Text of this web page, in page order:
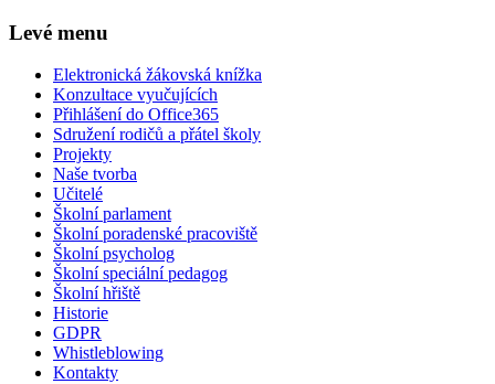
Levé menu
Elektronická žákovská knížka
Konzultace vyučujících
Přihlášení do Office365
Sdružení rodičů a přátel školy
Projekty
Naše tvorba
Učitelé
Školní parlament
Školní poradenské pracoviště
Školní psycholog
Školní speciální pedagog
Školní hřiště
Historie
GDPR
Whistleblowing
Kontakty